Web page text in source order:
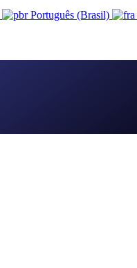
Português (Brasil)